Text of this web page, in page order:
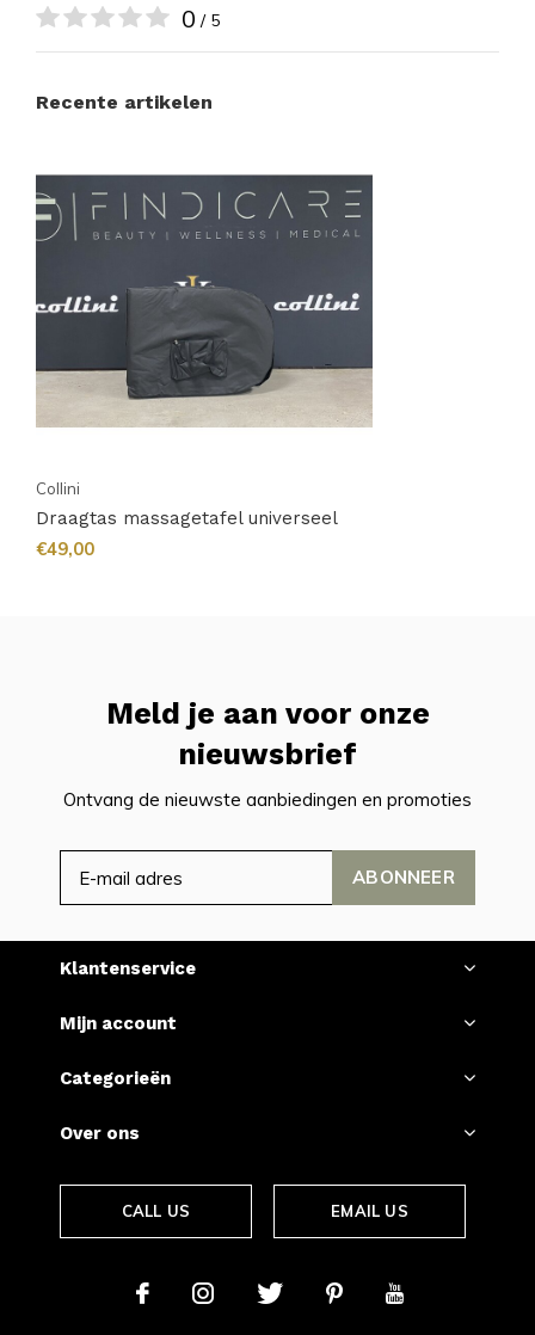
0 / 5
Recente artikelen
Collini
Draagtas massagetafel universeel
€49,00
Meld je aan voor onze
nieuwsbrief
Ontvang de nieuwste aanbiedingen en promoties
ABONNEER
Klantenservice
Mijn account
Categorieën
Over ons
CALL US EMAIL US